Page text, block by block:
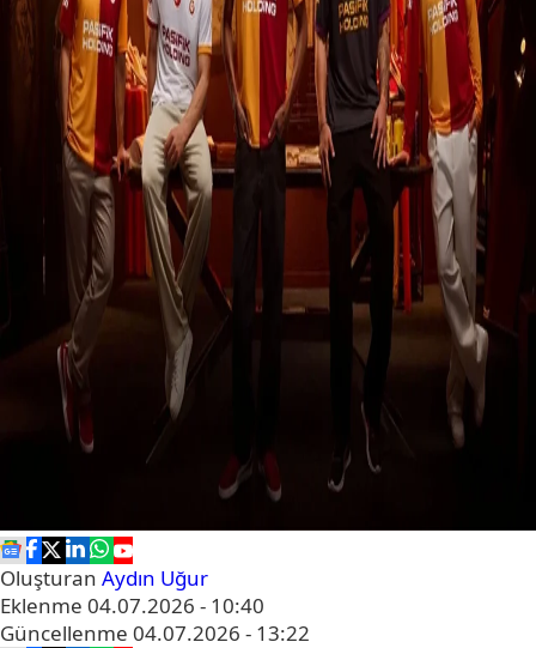
Oluşturan Aydın Uğur
Eklenme 04.07.2026 - 10:40
Güncellenme 04.07.2026 - 13:22